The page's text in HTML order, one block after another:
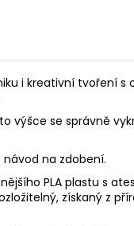
i kreativní tvoření s
výšce se správně
na zdobení.
PLA plastu s
získaný z